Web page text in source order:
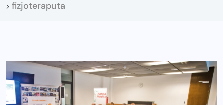
> fizjoteraputa